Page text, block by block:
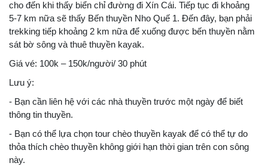
cho đến khi thấy biển chỉ đường đi Xín Cái. Tiếp tục đi khoảng
5-7 km nữa sẽ thấy Bến thuyền Nho Quế 1. Đến đây, bạn phải
trekking tiếp khoảng 2 km nữa để xuống được bến thuyền nằm
sát bờ sông và thuê thuyền kayak.
Giá vé: 100k – 150k/người/ 30 phút
Lưu ý:
- Bạn cần liên hệ với các nhà thuyền trước một ngày để biết
thông tin thuyền.
- Bạn có thể lựa chọn tour chèo thuyền kayak để có thể tự do
thỏa thích chèo thuyền không giới hạn thời gian trên con sông
này.